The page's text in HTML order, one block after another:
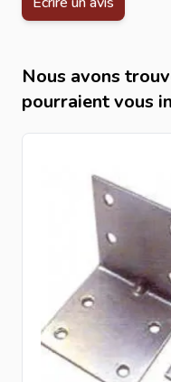
Nous avons
pourraient vous